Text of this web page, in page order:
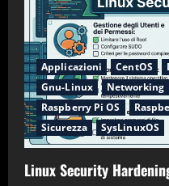
Applicazioni CentOS
Gnu-Linux
Networking
Raspberry Pi OS
Sicurezza
SysLinuxOS
Linux Security